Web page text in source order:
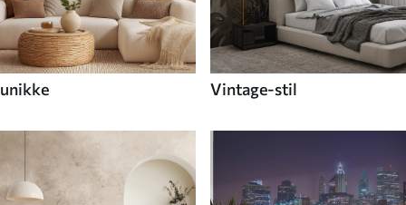
unikke Vintage-stil